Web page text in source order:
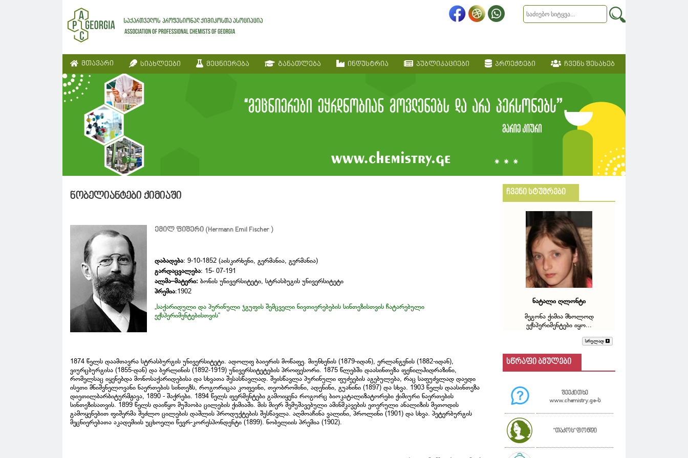
მთავარი სიახლეები მეცნიერება განათლება ინდუსტრია პუბლიკაციები პროექტები ჩვენს შესახებ
ნობელიანტები ქიმიაში
ემილ ფიშერი (Hermann Emil Fischer )
დაბადება: 9-10-1852 (აისკირხენი, გერმანია, გერმანია)
გარდაცვალება: 15- 07-191
ალმა–მატერი: ბონის უნივერსიტეტი, სტრასბუგის უნივერსიტეტი
პრემია:1902
„საქარიდული და პურინული ჯგუფის შემცველი ნივთიერებების სინთეზისთვის ჩატარებული
ექსპერიმენტებისთვის“
1874 წელს დაამთავრა სტრასბურგის უნივერსიტეტი. ადოლფ ბაიერის მოწაფე. მიუნხენის (1879-იდან), ერლანგენის (1882-იდან),
ვიურცბურგისა (1855-დან) და ბერლინის (1892-1919) უნივერსიტეტების პროფესორი. 1875 წლებში დაასინთეზა ფენილჰიდრაზინი,
რომელსაც იყენებდა მონოსაქარიდებისა და სხვათა შესასწავლად. შეისწავლა პურინული ფუძეების აგებულება, რაც საფუძვლად დაედი
ისეთი მნიშვნელოვანი ნაერთების სინთეზს, როგორიცაა კოფეინი, თეობრომინი, ადენინი, გუანინი (1897) და სხვა. 1903 წელს დაასინთეზა
დიეთილბარბიტურმჟავა, 1890 - შაქრები. 1894 წელს ფერმენტები გამოიყენა როგორც ბიოკატალიზატორები ქიმიური ნაერთების
სინთეზისათვის. 1899 წელს დაიწყო მუშაობა ცილების ქიმიაში. მის მიერ შემუშავებული ამინმკავების ეთერული ანალიზის მეთოდის
გამოყენებით ფიშერმა შეძლო ცილების დაშლის პროდუქტების შესწავლა. აღმოაჩინა ვალინი, პროლინი (1901) და სხვა. პეტერბურგის
მეცნიერებათა აკადემიის უცხოელი წევრ-კორესპონდენტი (1899). ნობელიის პრემია (1902).
ჩვენი სტუმრები
ნატალი ღლონტი
მეგონა ქიმია მხოლოდ
ექსპერიმენტები იყო...
სრულად
სწრაფი ბმულები
შეეკითხე
www.chemistry.ge-ს
"თაკოს" ფონდი